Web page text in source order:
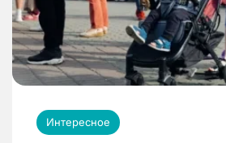
Интересное